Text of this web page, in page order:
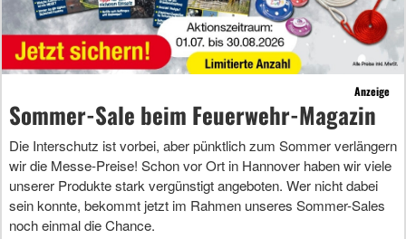
Anzeige
Sommer-Sale beim Feuerwehr-Magazin
Die Interschutz ist vorbei, aber pünktlich zum Sommer verlängern
wir die Messe-Preise! Schon vor Ort in Hannover haben wir viele
unserer Produkte stark vergünstigt angeboten. Wer nicht dabei
sein konnte, bekommt jetzt im Rahmen unseres Sommer-Sales
noch einmal die Chance.